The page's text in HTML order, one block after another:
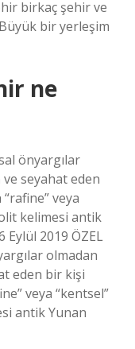
birkaç şehir ve
bir yerleşim
ne
önyargılar
seyahat eden
veya
kelimesi antik
Eylül 2019 ÖZEL
olmadan
eden bir kişi
veya “kentsel”
antik Yunan